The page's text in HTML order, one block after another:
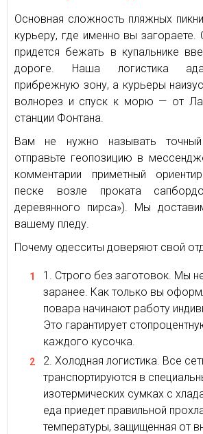
Основная сложность пляжных
курьеру, где именно вы загораете.
придется бежать в купальнике
дороге. Наша логистика
прибрежную зону, а курьеры
волнорез и спуск к морю — от
станции Фонтана.
Вам не нужно называть
отправьте геопозицию в
комментарии приметный
песке возле проката
деревянного пирса»). Мы
вашему пледу.
Почему одесситы доверяют свой
Строго без заготовок. Мы
заранее. Как только вы
повара начинают работу
Это гарантирует
каждого кусочка.
Холодная логистика. Все
транспортируются в
изотермических сумках с
еда приедет правильной
температуры, защищенная от